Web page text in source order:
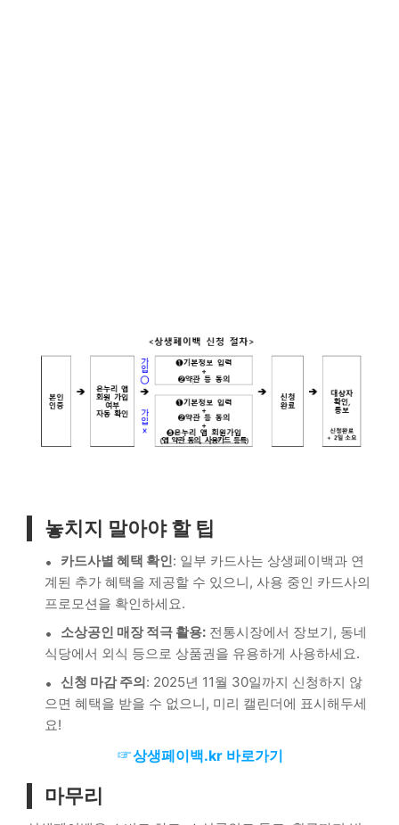
놓치지 말아야 할 팁
카드사별 혜택 확인: 일부 카드사는 상생페이백과 연
계된 추가 혜택을 제공할 수 있으니, 사용 중인 카드사의
프로모션을 확인하세요.
소상공인 매장 적극 활용: 전통시장에서 장보기, 동네
식당에서 외식 등으로 상품권을 유용하게 사용하세요.
신청 마감 주의: 2025년 11월 30일까지 신청하지 않
으면 혜택을 받을 수 없으니, 미리 캘린더에 표시해두세
요!
☞상생페이백.kr 바로가기
마무리